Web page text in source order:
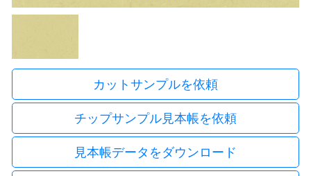
カットサンプルを依頼
チップサンプル見本帳を依頼
見本帳データをダウンロード